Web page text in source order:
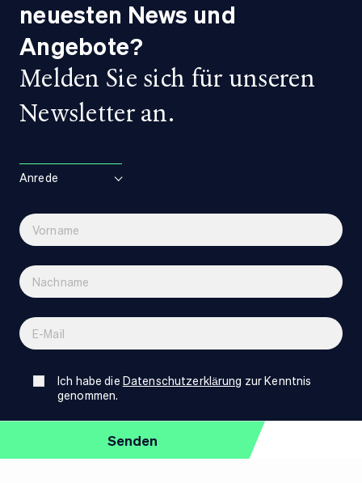
neuesten News und
Angebote?
Melden Sie sich für unseren
Newsletter an.
Anrede
Ich habe die Datenschutzerklärung zur Kenntnis
genommen.